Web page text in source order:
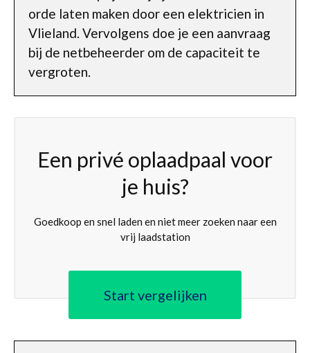
orde laten maken door een elektricien in
Vlieland. Vervolgens doe je een aanvraag
bij de netbeheerder om de capaciteit te
vergroten.
Een privé oplaadpaal voor
je huis?
Goedkoop en snel laden en niet meer zoeken naar een
vrij laadstation
Start vergelijken